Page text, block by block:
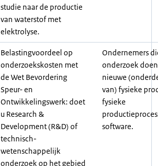
studie naar de productie
van waterstof met
elektrolyse.
Belastingvoordeel op
onderzoekskosten met
de Wet Bevordering
Speur- en
Ontwikkelingswerk: doet
u Research &
Development (R&D) of
technisch-
wetenschappelijk
onderzoek op het gebied
Ondernemers
onderzoek
nieuwe
van) fysieke
fysieke
software.